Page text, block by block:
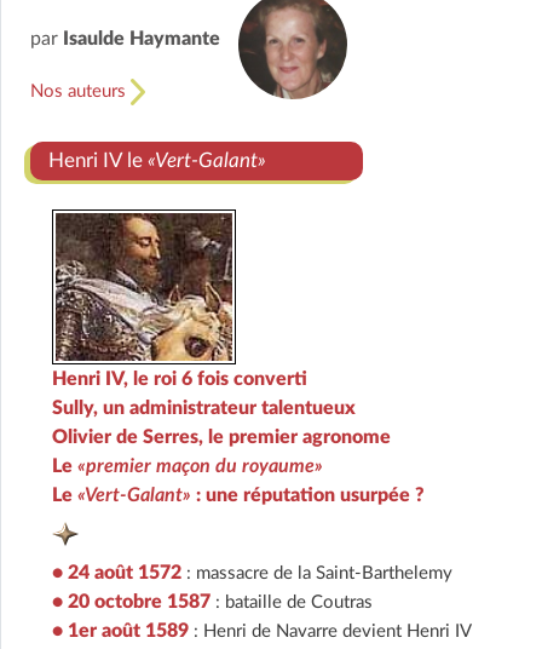
par Isaulde Haymante
Nos auteurs
Henri IV le «Vert-Galant»
Henri IV, le roi 6 fois converti
Sully, un administrateur talentueux
Olivier de Serres, le premier agronome
Le «premier maçon du royaume»
Le «Vert-Galant» : une réputation usurpée ?
• 24 août 1572 : massacre de la Saint-Barthelemy
• 20 octobre 1587 : bataille de Coutras
• 1er août 1589 : Henri de Navarre devient Henri IV